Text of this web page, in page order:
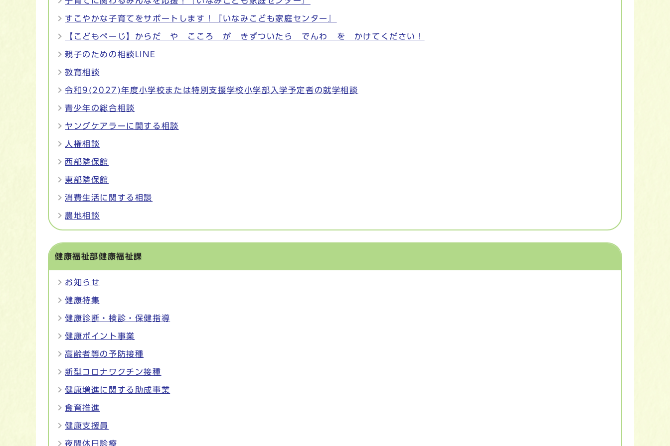
すこやかな子育てをサポートします！『いなみこども家庭センター』
【こどもぺーじ】からだ や こころ が きずついたら でんわ を かけてください！
親子のための相談LINE
教育相談
令和9(2027)年度小学校または特別支援学校小学部入学予定者の就学相談
青少年の総合相談
ヤングケアラーに関する相談
人権相談
西部隣保館
東部隣保館
消費生活に関する相談
農地相談
健康福祉部健康福祉課
お知らせ
健康特集
健康診断・検診・保健指導
健康ポイント事業
高齢者等の予防接種
新型コロナワクチン接種
健康増進に関する助成事業
食育推進
健康支援員
夜間休日診療